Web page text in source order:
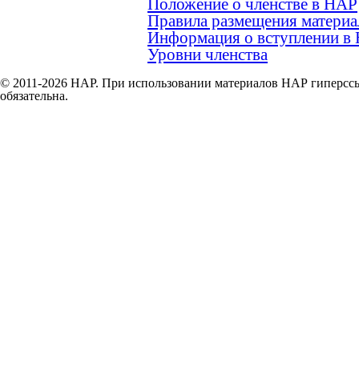
Положение о членстве в НАР
Правила размещения
Информация о вступлении
Уровни членства
© 2011-2026 НАР. При использовании материалов НАР
обязательна.